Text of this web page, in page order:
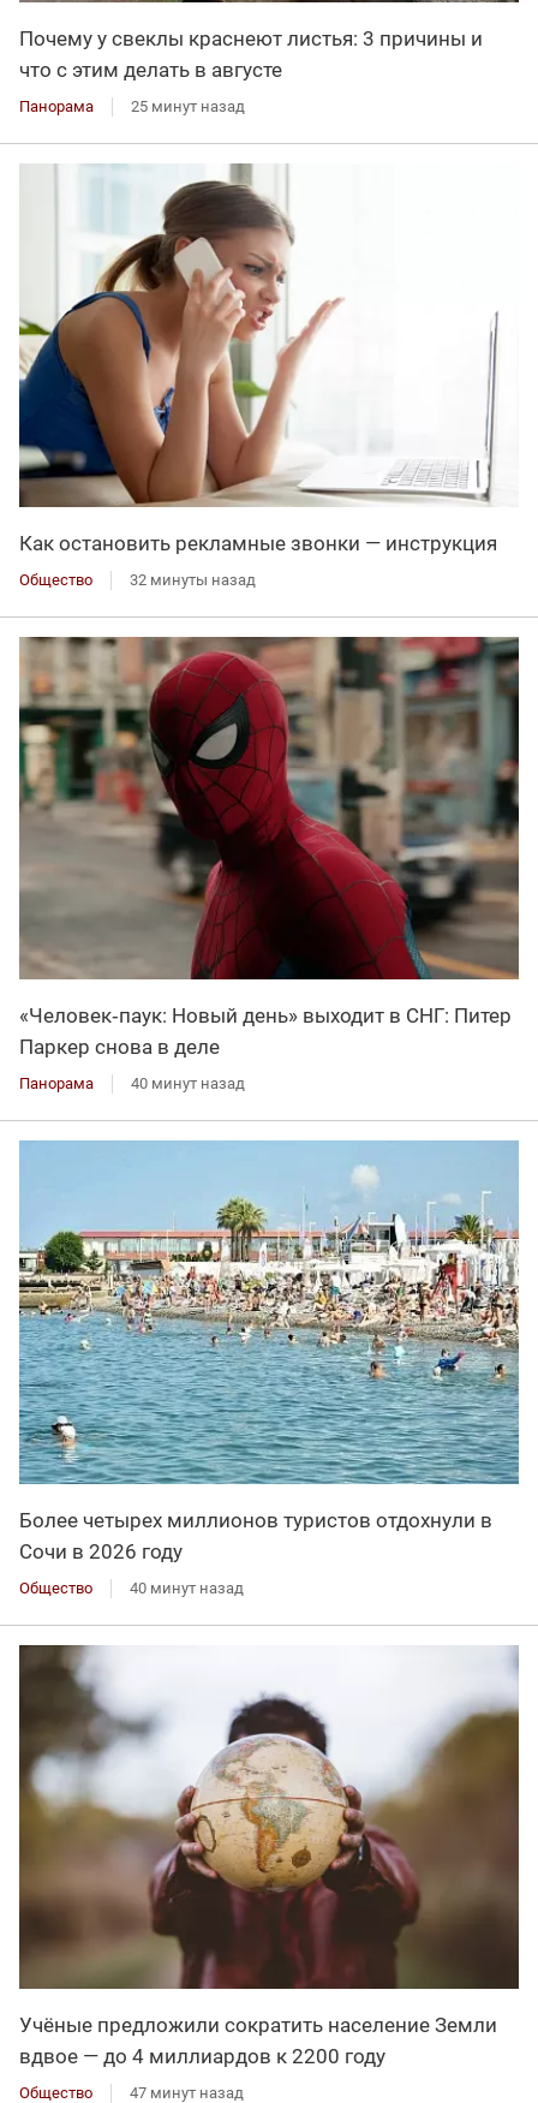
Почему у свеклы краснеют листья: 3 причины и
что с этим делать в августе
Панорама 25 минут назад
Как остановить рекламные звонки — инструкция
Общество 32 минуты назад
«Человек‑паук: Новый день» выходит в СНГ: Питер
Паркер снова в деле
Панорама 40 минут назад
Более четырех миллионов туристов отдохнули в
Сочи в 2026 году
Общество 40 минут назад
Учёные предложили сократить население Земли
вдвое — до 4 миллиардов к 2200 году
Общество 47 минут назад